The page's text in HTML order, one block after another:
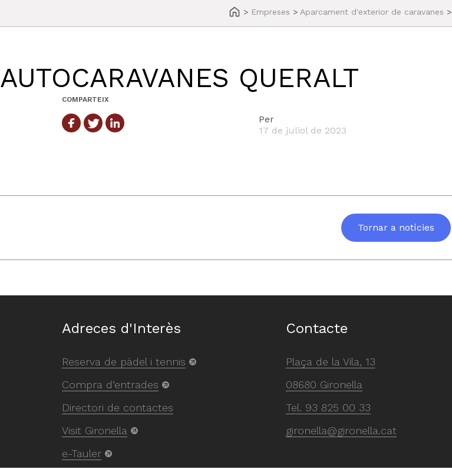
> Empreses > Aparcament d'exterior de caravanes >
AUTOCARAVANES QUERALT
COMPARTEIX
Per
17 de juliol de 2023
Tornar a notícies
Adreces d'Interès
Reserva de pàdel i tennis
Compra d’entrades
Directori de contactes
Visit Gironella
e-Tauler
Contacte
Plaça de la Vila, 13
08680 Gironella
Tel. 93 825 00 33
gironella@gironella.cat